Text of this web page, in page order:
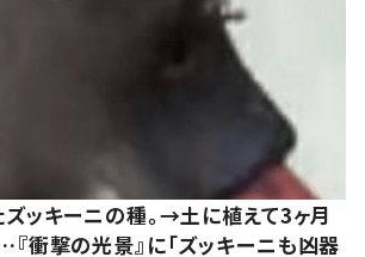
ズッキーニの種。→土に植えて3ヶ月
衝撃の光景』に「ズッキーニも凶器